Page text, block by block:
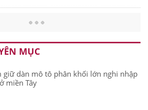
MỤC
giữ dàn mô tô phân khối lớn nghi nhập
miền Tây